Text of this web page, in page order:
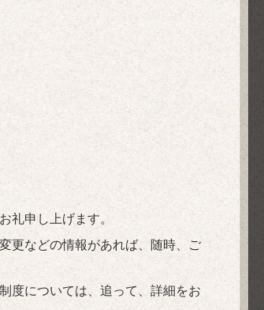
申し上げます。
更などの情報があれば、随時、ご
度については、追って、詳細をお